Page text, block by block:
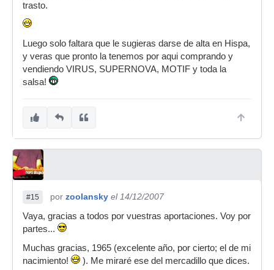
trasto.
Luego solo faltara que le sugieras darse de alta en Hispa,
y veras que pronto la tenemos por aqui comprando y
vendiendo VIRUS, SUPERNOVA, MOTIF y toda la
salsa!
#15 por zoolansky el 14/12/2007
Vaya, gracias a todos por vuestras aportaciones. Voy por
partes...
Muchas gracias, 1965 (excelente año, por cierto; el de mi
nacimiento!
). Me miraré ese del mercadillo que dices.